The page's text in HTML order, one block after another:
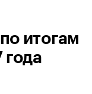
итогам
года